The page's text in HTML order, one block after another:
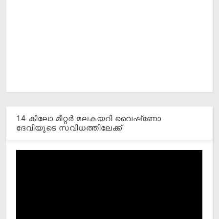
14 കിലോ മീറ്റര്‍ മലകയറി വൈഷ്‌ണോ
ദേവിയുടെ സവിധത്തിലേക്ക്